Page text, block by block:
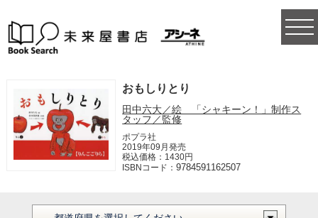
おもしりとり
田中六大／絵 「シャキーン！」制作ス
タッフ／監修
ポプラ社
2019年09月発売
税込価格：1430円
ISBNコード：9784591162507